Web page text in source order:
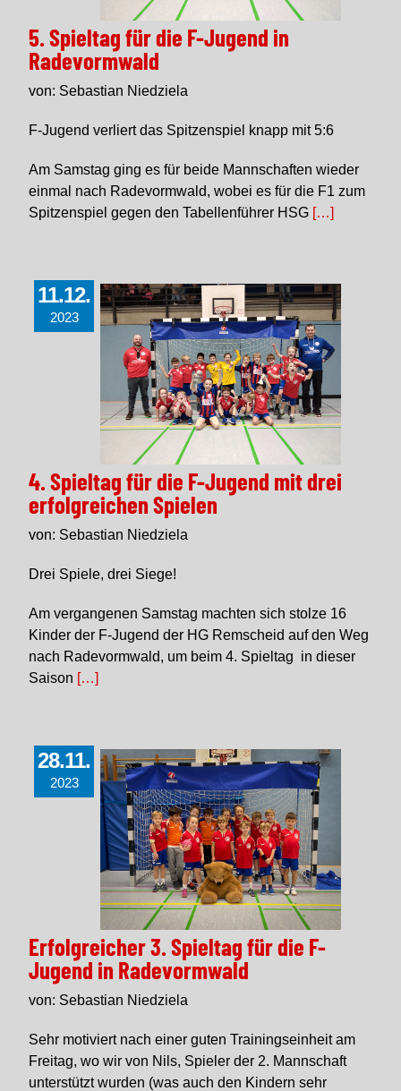
5. Spieltag für die F-Jugend in
Radevormwald
von: Sebastian Niedziela
F-Jugend verliert das Spitzenspiel knapp mit 5:6
Am Samstag ging es für beide Mannschaften wieder
einmal nach Radevormwald, wobei es für die F1 zum
Spitzenspiel gegen den Tabellenführer HSG […]
11.12.
2023
4. Spieltag für die F-Jugend mit drei
erfolgreichen Spielen
von: Sebastian Niedziela
Drei Spiele, drei Siege!
Am vergangenen Samstag machten sich stolze 16
Kinder der F-Jugend der HG Remscheid auf den Weg
nach Radevormwald, um beim 4. Spieltag in dieser
Saison […]
28.11.
2023
Erfolgreicher 3. Spieltag für die F-
Jugend in Radevormwald
von: Sebastian Niedziela
Sehr motiviert nach einer guten Trainingseinheit am
Freitag, wo wir von Nils, Spieler der 2. Mannschaft
unterstützt wurden (was auch den Kindern sehr